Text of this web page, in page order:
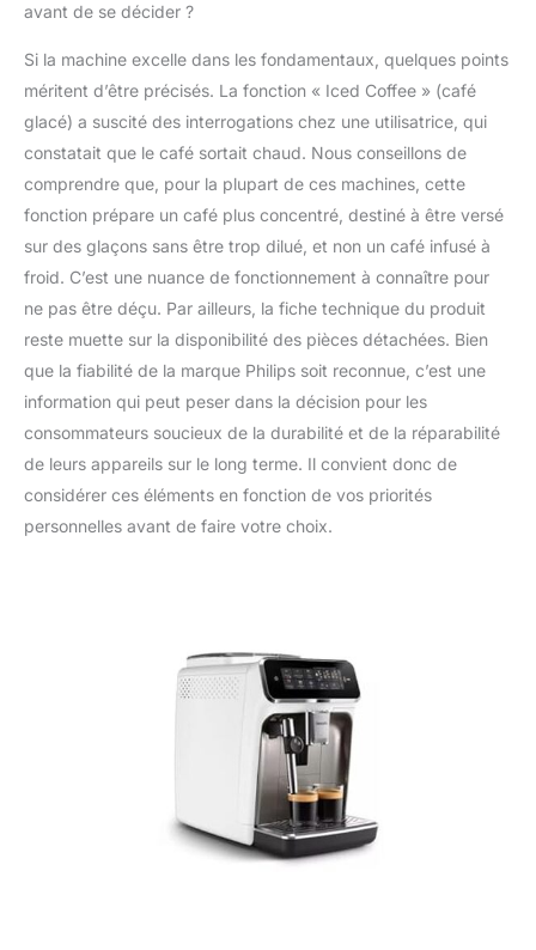
avant de se décider ?
Si la machine excelle dans les fondamentaux, quelques points
méritent d’être précisés. La fonction « Iced Coffee » (café
glacé) a suscité des interrogations chez une utilisatrice, qui
constatait que le café sortait chaud. Nous conseillons de
comprendre que, pour la plupart de ces machines, cette
fonction prépare un café plus concentré, destiné à être versé
sur des glaçons sans être trop dilué, et non un café infusé à
froid. C’est une nuance de fonctionnement à connaître pour
ne pas être déçu. Par ailleurs, la fiche technique du produit
reste muette sur la disponibilité des pièces détachées. Bien
que la fiabilité de la marque Philips soit reconnue, c’est une
information qui peut peser dans la décision pour les
consommateurs soucieux de la durabilité et de la réparabilité
de leurs appareils sur le long terme. Il convient donc de
considérer ces éléments en fonction de vos priorités
personnelles avant de faire votre choix.